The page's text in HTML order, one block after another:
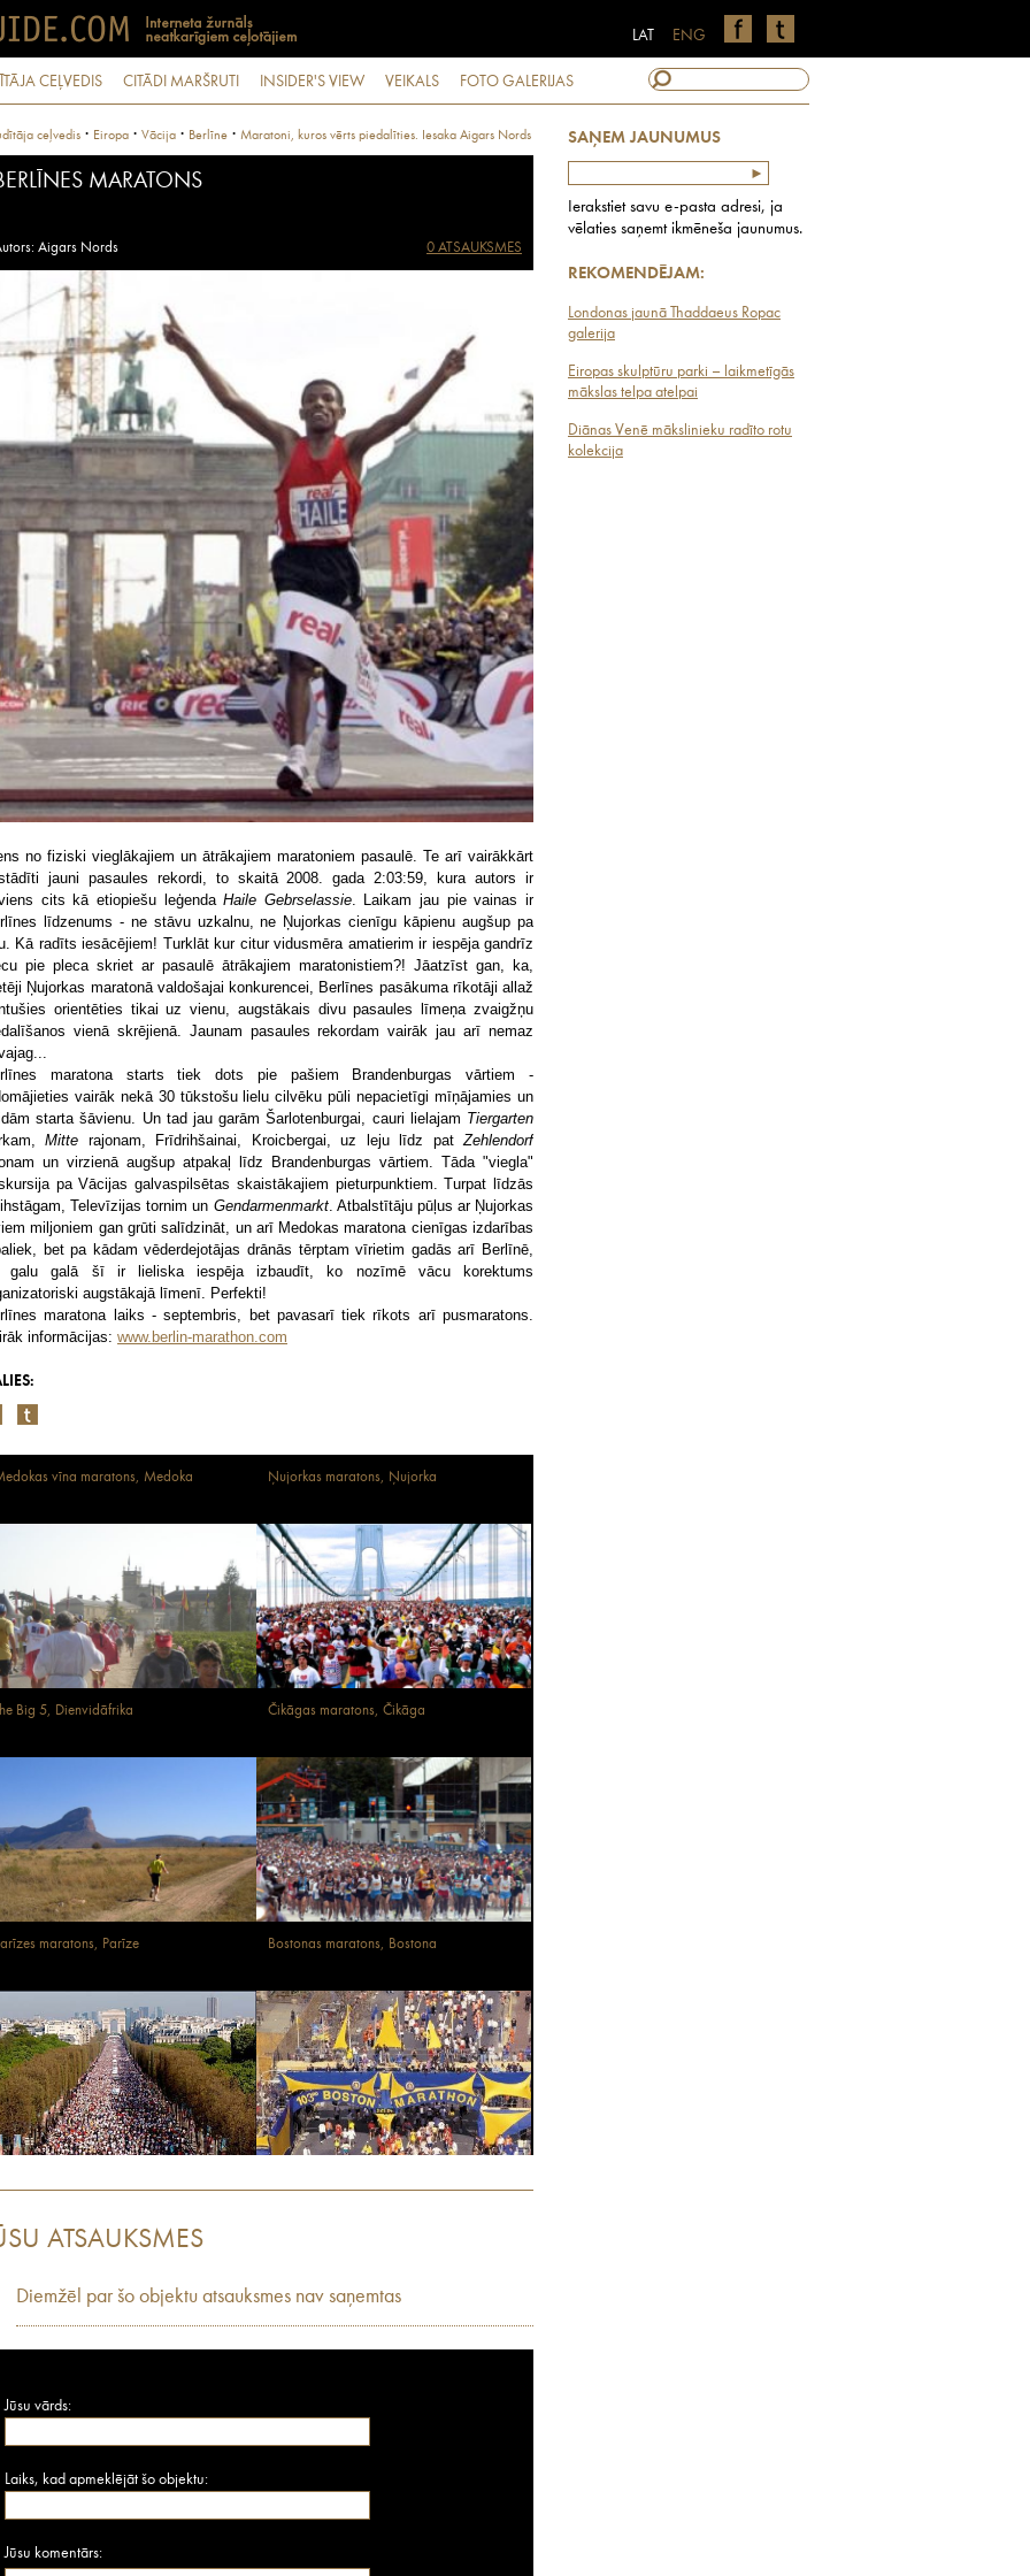
ENG
LAT
CEĻVEDIS CITĀDI MARŠRUTI INSIDER'S VIEW VEIKALS FOTO GALERIJAS
SAŅEM JAUNUMUS
Ierakstiet savu e-pasta adresi, ja
vēlaties saņemt ikmēneša jaunumus.
REKOMENDĒJAM:
Londonas jaunā Thaddaeus Ropac
galerija
Eiropas skulptūru parki – laikmetīgās
mākslas telpa atelpai
Diānas Venē mākslinieku radīto rotu
kolekcija
ceļvedis · Eiropa · Vācija · Berlīne · Maratoni, kuros vērts piedalīties. Iesaka Aigars Nords
MARATONS
Aigars Nords 0 ATSAUKSMES
no fiziski vieglākajiem un ātrākajiem maratoniem pasaulē. Te arī vairākkārt
jauni pasaules rekordi, to skaitā 2008. gada 2:03:59, kura autors ir
cits kā etiopiešu leģendaHaile Gebrselassie. Laikam jau pie vainas ir
līdzenums - ne stāvu uzkalnu, ne Ņujorkas cienīgu kāpienu augšup pa
Kā radīts iesācējiem! Turklāt kur citur vidusmēra amatierim ir iespēja gandrīz
pie pleca skriet ar pasaulē ātrākajiem maratonistiem?! Jāatzīst gan, ka,
Ņujorkas maratonā valdošajai konkurencei, Berlīnes pasākuma rīkotāji allaž
orientēties tikai uz vienu, augstākais divu pasaules līmeņa zvaigžņu
vienā skrējienā. Jaunam pasaules rekordam vairāk jau arī nemaz
maratona starts tiek dots pie pašiem Brandenburgas vārtiem -
vairāk nekā 30 tūkstošu lielu cilvēku pūli nepacietīgi mīņājamies un
starta šāvienu. Un tad jau garām Šarlotenburgai, cauri lielajam Tiergarten
Mitte rajonam, Frīdrihšainai, Kroicbergai, uz leju līdz patZehlendorf
un virzienā augšup atpakaļ līdz Brandenburgas vārtiem. Tāda "viegla"
pa Vācijas galvaspilsētas skaistākajiem pieturpunktiem. Turpat līdzās
Televīzijas tornim un Gendarmenmarkt. Atbalstītāju pūļus ar Ņujorkas
miljoniem gan grūti salīdzināt, un arī Medokas maratona cienīgas izdarības
bet pa kādam vēderdejotājas drānās tērptam vīrietim gadās arī Berlīnē,
galu galā šī ir lieliska iespēja izbaudīt, ko nozīmē vācu korektums
augstākajā līmenī. Perfekti!
maratona laiks - septembris, bet pavasarī tiek rīkots arī pusmaratons.
informācijas: www.berlin-marathon.com
vīna maratons, Medoka Ņujorkas maratons, Ņujorka
Big 5, Dienvidāfrika Čikāgas maratons, Čikāga
maratons, Parīze Bostonas maratons, Bostona
ATSAUKSMES
Diemžēl par šo objektu atsauksmes nav saņemtas
Jūsu vārds:
Laiks, kad apmeklējāt šo objektu:
Jūsu komentārs: